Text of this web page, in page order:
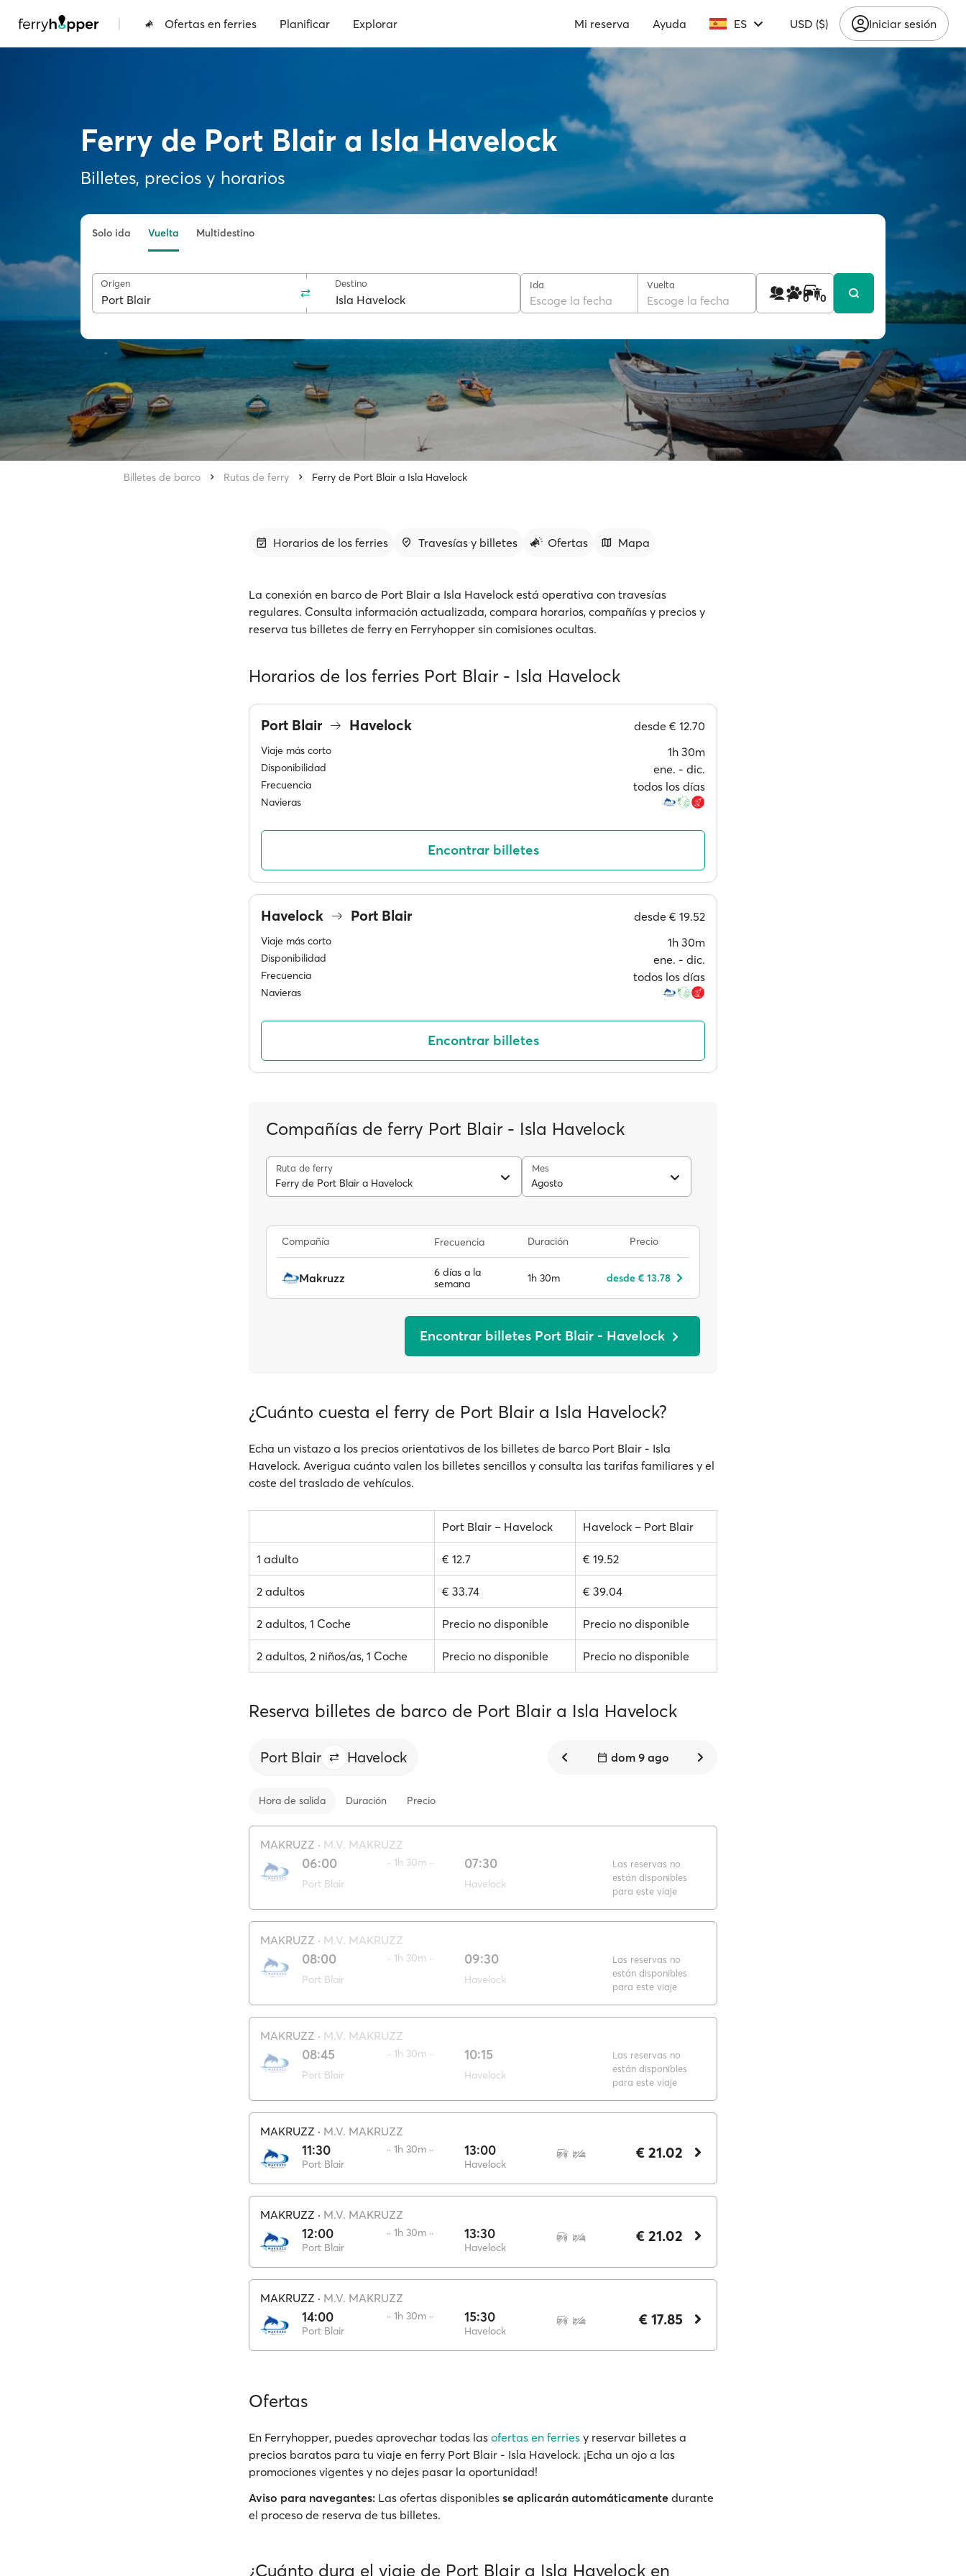
| Ofertas en ferries Planificar Explorar Mi reserva Ayuda ES USD ($) Iniciar sesión
Ferry de Port Blair a Isla Havelock
Billetes, precios y horarios
Solo ida Vuelta Multidestino
Origen Destino Ida
Escoge la fecha
Vuelta
Escoge la fecha 1 0 0
Billetes de barco Rutas de ferry Ferry de Port Blair a Isla Havelock
Horarios de los ferries Travesías y billetes Ofertas Mapa
La conexión en barco de Port Blair a Isla Havelock está operativa con travesías
regulares. Consulta información actualizada, compara horarios, compañías y precios y
reserva tus billetes de ferry en Ferryhopper sin comisiones ocultas.
Horarios de los ferries Port Blair - Isla Havelock
Port Blair Havelock desde € 12.70
Viaje más corto 1h 30m
Disponibilidad ene. ‐ dic.
Frecuencia todos los días
Navieras
Encontrar billetes
Havelock Port Blair desde € 19.52
Viaje más corto 1h 30m
Disponibilidad ene. ‐ dic.
Frecuencia todos los días
Navieras
Encontrar billetes
Compañías de ferry Port Blair - Isla Havelock
Ruta de ferry
Ferry de Port Blair a Havelock
Mes
Agosto
Compañía Frecuencia Duración Precio
Makruzz
6 días a la
semana
1h 30m desde € 13.78
Encontrar billetes Port Blair - Havelock
¿Cuánto cuesta el ferry de Port Blair a Isla Havelock?
Echa un vistazo a los precios orientativos de los billetes de barco Port Blair - Isla
Havelock. Averigua cuánto valen los billetes sencillos y consulta las tarifas familiares y el
coste del traslado de vehículos.
Port Blair – Havelock Havelock – Port Blair
1 adulto € 12.7 € 19.52
2 adultos € 33.74 € 39.04
2 adultos, 1 Coche Precio no disponible Precio no disponible
2 adultos, 2 niños/as, 1 Coche Precio no disponible Precio no disponible
Reserva billetes de barco de Port Blair a Isla Havelock
Port Blair Havelock dom 9 ago
Hora de salida Duración Precio
MAKRUZZ · M.V. MAKRUZZ
06:00
Port Blair
·· 1h 30m ·· 07:30
Havelock
Las reservas no
están disponibles
para este viaje
MAKRUZZ · M.V. MAKRUZZ
08:00
Port Blair
·· 1h 30m ·· 09:30
Havelock
Las reservas no
están disponibles
para este viaje
MAKRUZZ · M.V. MAKRUZZ
08:45
Port Blair
·· 1h 30m ·· 10:15
Havelock
Las reservas no
están disponibles
para este viaje
MAKRUZZ · M.V. MAKRUZZ
11:30
Port Blair
·· 1h 30m ·· 13:00
Havelock
€ 21.02
MAKRUZZ · M.V. MAKRUZZ
12:00
Port Blair
·· 1h 30m ·· 13:30
Havelock
€ 21.02
MAKRUZZ · M.V. MAKRUZZ
14:00
Port Blair
·· 1h 30m ·· 15:30
Havelock
€ 17.85
Ofertas
En Ferryhopper, puedes aprovechar todas las ofertas en ferries y reservar billetes a
precios baratos para tu viaje en ferry Port Blair - Isla Havelock. ¡Echa un ojo a las
promociones vigentes y no dejes pasar la oportunidad!
Aviso para navegantes: Las ofertas disponibles se aplicarán automáticamente durante
el proceso de reserva de tus billetes.
¿Cuánto dura el viaje de Port Blair a Isla Havelock en